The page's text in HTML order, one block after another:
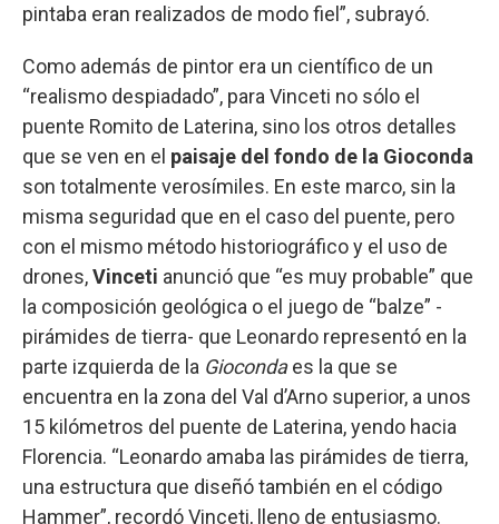
pintaba eran realizados de modo fiel”, subrayó.
Como además de pintor era un científico de un
“realismo despiadado”, para Vinceti no sólo el
puente Romito de Laterina, sino los otros detalles
que se ven en el paisaje del fondo de la Gioconda
son totalmente verosímiles. En este marco, sin la
misma seguridad que en el caso del puente, pero
con el mismo método historiográfico y el uso de
drones,Vinceti anunció que “es muy probable” que
la composición geológica o el juego de “balze” -
pirámides de tierra- que Leonardo representó en la
parte izquierda de la Giocondaes la que se
encuentra en la zona del Val d’Arno superior, a unos
15 kilómetros del puente de Laterina, yendo hacia
Florencia. “Leonardo amaba las pirámides de tierra,
una estructura que diseñó también en el código
Hammer”, recordó Vinceti, lleno de entusiasmo.